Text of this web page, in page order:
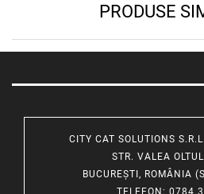
PRODUSE
CITY CAT SOLUTIONS
STR. VALEA
BUCUREȘTI, ROMÂNIA
TELEFON :